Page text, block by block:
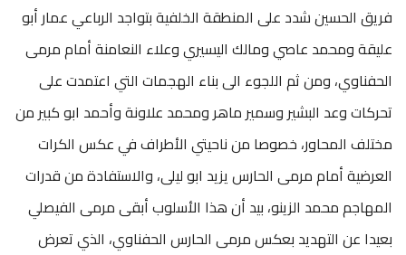
فريق الحسين شدد على المنطقة الخلفية بتواجد الرباعي عمار أبو
عليقة ومحمد عاصي ومالك اليسيري وعلاء النعامنة أمام مرمى
الحفناوي، ومن ثم اللجوء الى بناء الهجمات التي اعتمدت على
تحركات وعد البشير وسمير ماهر ومحمد علاونة وأحمد ابو كبير من
مختلف المحاور، خصوصا من ناحيتي الأطراف في عكس الكرات
العرضية أمام مرمى الحارس يزيد ابو ليلى، والاستفادة من قدرات
المهاجم محمد الزينو، بيد أن هذا الأسلوب أبقى مرمى الفيصلي
بعيدا عن التهديد بعكس مرمى الحارس الحفناوي، الذي تعرض